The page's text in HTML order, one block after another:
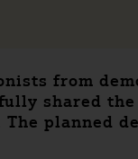
from
shared the
planned